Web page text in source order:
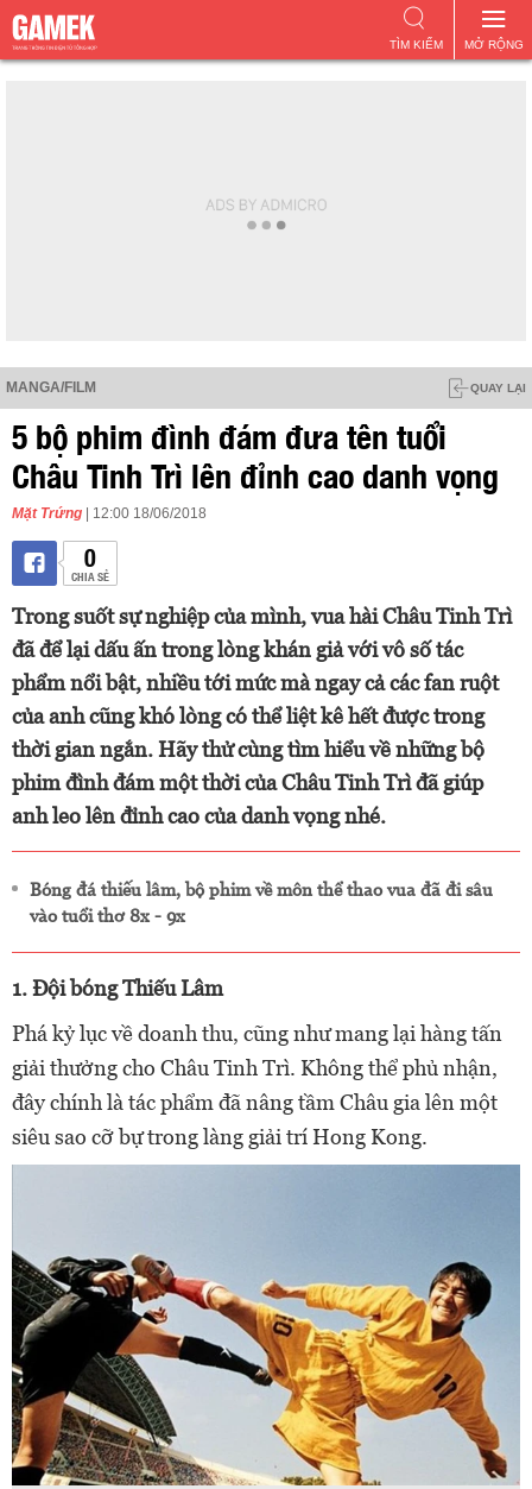
MỞ RỘNG
TÌM KIẾM
MANGA/FILM QUAY LẠI
5 bộ phim đình đám đưa tên tuổi
Châu Tinh Trì lên đỉnh cao danh vọng
Mặt Trứng | 12:00 18/06/2018
0
CHIA SẺ
Trong suốt sự nghiệp của mình, vua hài Châu Tinh Trì
đã để lại dấu ấn trong lòng khán giả với vô số tác
phẩm nổi bật, nhiều tới mức mà ngay cả các fan ruột
của anh cũng khó lòng có thể liệt kê hết được trong
thời gian ngắn. Hãy thử cùng tìm hiểu về những bộ
phim đình đám một thời của Châu Tinh Trì đã giúp
anh leo lên đỉnh cao của danh vọng nhé.
Bóng đá thiếu lâm, bộ phim về môn thể thao vua đã đi sâu
vào tuổi thơ 8x - 9x
1. Đội bóng Thiếu Lâm
Phá kỷ lục về doanh thu, cũng như mang lại hàng tấn
giải thưởng cho Châu Tinh Trì. Không thể phủ nhận,
đây chính là tác phẩm đã nâng tầm Châu gia lên một
siêu sao cỡ bự trong làng giải trí Hong Kong.